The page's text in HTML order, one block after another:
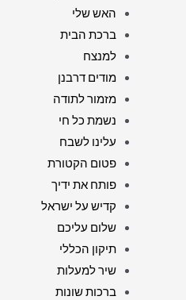
האש שלי
ברכת הבית
למנצח
מודים דרבנן
מזמור לתודה
נשמת כל חי
עלינו לשבח
פטום הקטורת
פותח את ידיך
קדיש על ישראל
שלום עליכם
תיקון הכללי
שיר למעלות
ברכות שונות